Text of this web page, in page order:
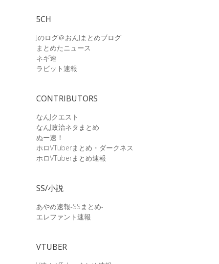
5CH
Jのログ＠おんJまとめブログ
まとめたニュース
ネギ速
ラビット速報
CONTRIBUTORS
なんJクエスト
なんJ政治ネタまとめ
ぬー速！
ホロVTuberまとめ・ダークネス
ホロVTuberまとめ速報
SS/小説
あやめ速報-SSまとめ-
エレファント速報
VTUBER